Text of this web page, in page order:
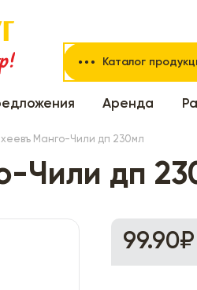
Каталог
Аренда
Манго-Чили дп 230мл
Чили дп
99.90₽